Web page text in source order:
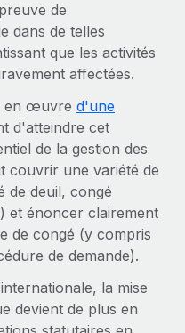
les risques en
informatiques
et en toute
international
de vos
Remote :
et Gestion des
de
dans de telles
que les activités
affectées.
en œuvre d'une
d'atteindre cet
de la gestion des
couvrir une variété de
de deuil, congé
et énoncer clairement
de congé (y compris
de demande).
la mise
devient de plus en